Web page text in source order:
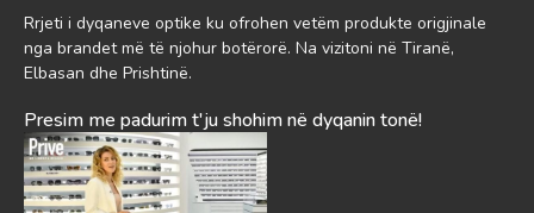
Rrjeti i dyqaneve optike ku ofrohen vetëm produkte origjinale
nga brandet më të njohur botërorë. Na vizitoni në Tiranë,
Elbasan dhe Prishtinë.
Presim me padurim t'ju shohim në dyqanin tonë!